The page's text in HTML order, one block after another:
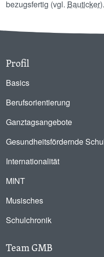
bezugsfertig (vgl. Bauticker).
Profil
Basics
Berufsorientierung
Ganztagsangebote
Gesundheitsfördernde
Internationalität
MINT
Musisches
Schulchronik
Team GMB